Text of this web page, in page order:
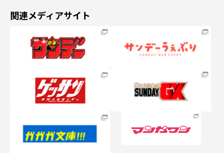
関連メディアサイト